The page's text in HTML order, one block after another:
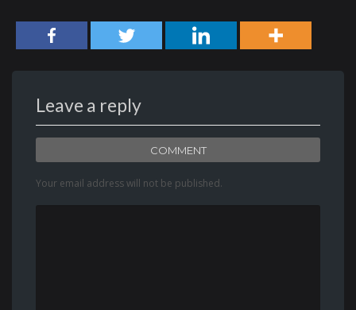
Leave a reply
COMMENT
Your email address will not be published.